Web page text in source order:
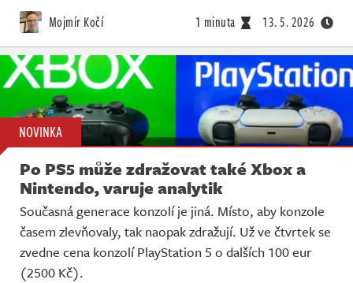
Mojmír Kočí 1 minuta 13. 5. 2026
NOVINKA
Po PS5 může zdražovat také Xbox a
Nintendo, varuje analytik
Současná generace konzolí je jiná. Místo, aby konzole
časem zlevňovaly, tak naopak zdražují. Už ve čtvrtek se
zvedne cena konzolí PlayStation 5 o dalších 100 eur
(2500 Kč).